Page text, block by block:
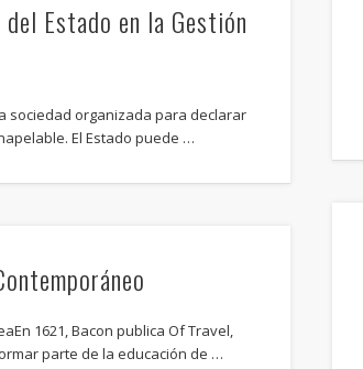
Estado en la Gestión
sociedad organizada para declarar
El Estado puede …
1621, Bacon publica Of Travel,
parte de la educación de …